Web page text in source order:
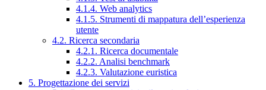
4.1.4. Web analytics
4.1.5. Strumenti di mappatura dell’esperienza
utente
4.2. Ricerca secondaria
4.2.1. Ricerca documentale
4.2.2. Analisi benchmark
4.2.3. Valutazione euristica
5. Progettazione dei servizi